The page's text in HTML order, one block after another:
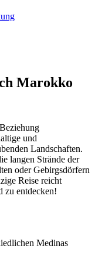
Marokko
und
Landschaften.
langen Strände der
oder Gebirgsdörfern
Reise reicht
zu entdecken!
Medinas